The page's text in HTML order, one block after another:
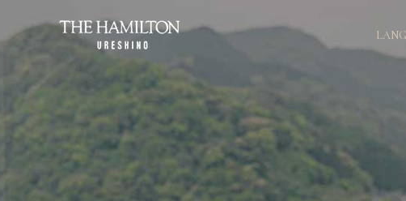
HOME ホーム
CUISINE
FACILITIES
AFTERNOON
チェックイン